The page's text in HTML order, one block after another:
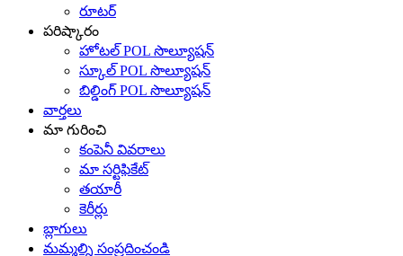
రూటర్
పరిష్కారం
హోటల్ POL సొల్యూషన్
స్కూల్ POL సొల్యూషన్
బిల్డింగ్ POL సొల్యూషన్
వార్తలు
మా గురించి
కంపెనీ వివరాలు
మా సర్టిఫికేట్
తయారీ
కెరీర్లు
బ్లాగులు
మమ్మల్ని సంప్రదించండి